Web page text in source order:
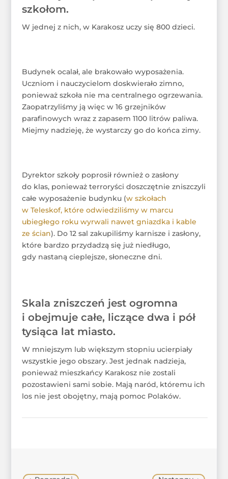
szkołom.
W jednej z nich, w Karakosz uczy się 800 dzieci.
Budynek ocalał, ale brakowało wyposażenia.
Uczniom i nauczycielom doskwierało zimno,
ponieważ szkoła nie ma centralnego ogrzewania.
Zaopatrzyliśmy ją więc w 16 grzejników
parafinowych wraz z zapasem 1100 litrów paliwa.
Miejmy nadzieję, że wystarczy go do końca zimy.
Dyrektor szkoły poprosił również o zasłony
do klas, ponieważ terroryści doszczętnie zniszczyli
całe wyposażenie budynku (w szkołach
w Teleskof, które odwiedziliśmy w marcu
ubiegłego roku wyrwali nawet gniazdka i kable
ze ścian). Do 12 sal zakupiliśmy karnisze i zasłony,
które bardzo przydadzą się już niedługo,
gdy nastaną cieplejsze, słoneczne dni.
Skala zniszczeń jest ogromna
i obejmuje całe, liczące dwa i pół
tysiąca lat miasto.
W mniejszym lub większym stopniu ucierpiały
wszystkie jego obszary. Jest jednak nadzieja,
ponieważ mieszkańcy Karakosz nie zostali
pozostawieni sami sobie. Mają naród, któremu ich
los nie jest obojętny, mają pomoc Polaków.